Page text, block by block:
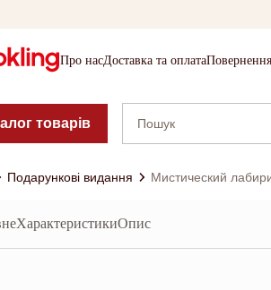
Про насДоставка та оплата
товарів
Подарункові видання Мистический
ХарактеристикиОпис